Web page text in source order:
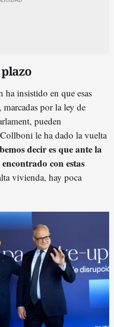
insistido en que esas
por la ley de
pueden
le ha dado la vuelta
decir es que ante la
con estas
vivienda, hay poca